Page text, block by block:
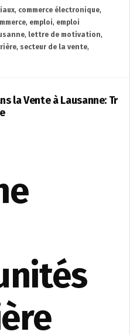
, commerce électronique,
, emploi, emploi
, lettre de motivation,
, secteur de la vente,
la Vente à Lausanne: Tr